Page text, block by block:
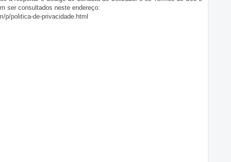
ser consultados neste endereço:
p/politica-de-privacidade.html